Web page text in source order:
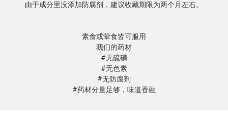
由于成分里没添加防腐剂，建议收藏期限为两个月左右。
素食或荤食皆可服用
我们的药材
#无硫磺
#无色素
#无防腐剂
#药材分量足够，味道香融